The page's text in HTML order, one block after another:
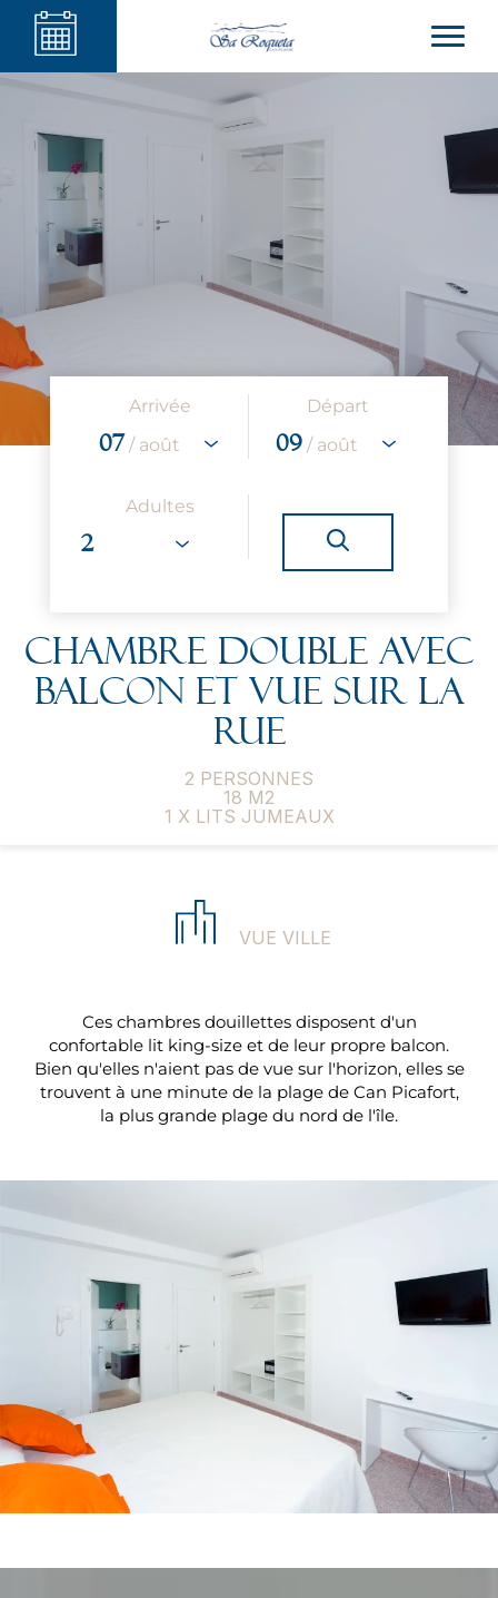
Arrivée
07 / août
Départ
09 / août
Adultes
Chambre double avec
balcon et vue sur la
rue
2 PERSONNES
18 M2
1 X LITS JUMEAUX
VUE VILLE
Ces chambres douillettes disposent d'un
confortable lit king-size et de leur propre balcon.
Bien qu'elles n'aient pas de vue sur l'horizon, elles se
trouvent à une minute de la plage de Can Picafort,
la plus grande plage du nord de l'île.